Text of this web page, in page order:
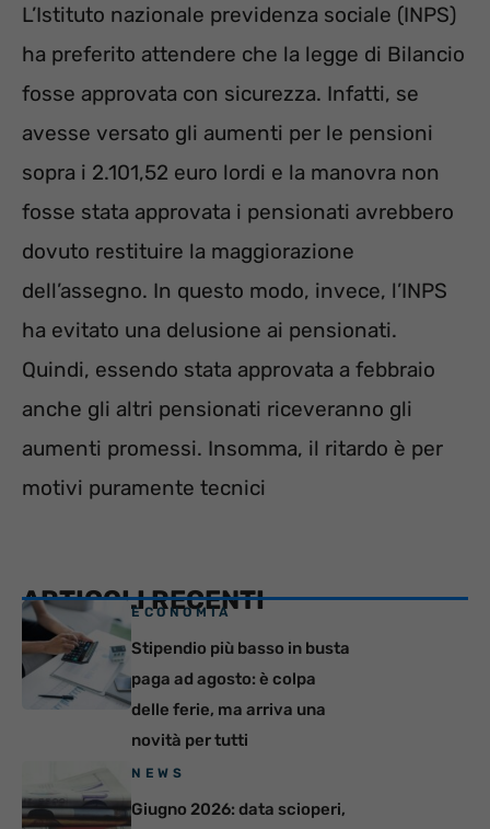
L’Istituto nazionale previdenza sociale (INPS)
ha preferito attendere che la legge di Bilancio
fosse approvata con sicurezza. Infatti, se
avesse versato gli aumenti per le pensioni
sopra i 2.101,52 euro lordi e la manovra non
fosse stata approvata i pensionati avrebbero
dovuto restituire la maggiorazione
dell’assegno. In questo modo, invece, l’INPS
ha evitato una delusione ai pensionati.
Quindi, essendo stata approvata a febbraio
anche gli altri pensionati riceveranno gli
aumenti promessi. Insomma, il ritardo è per
motivi puramente tecnici
ARTICOLI RECENTI
ECONOMIA
Stipendio più basso in busta
paga ad agosto: è colpa
delle ferie, ma arriva una
novità per tutti
NEWS
Giugno 2026: data scioperi,